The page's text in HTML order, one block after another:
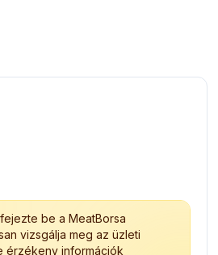
be a MeatBorsa
vizsgálja meg az üzleti
érzékeny információk